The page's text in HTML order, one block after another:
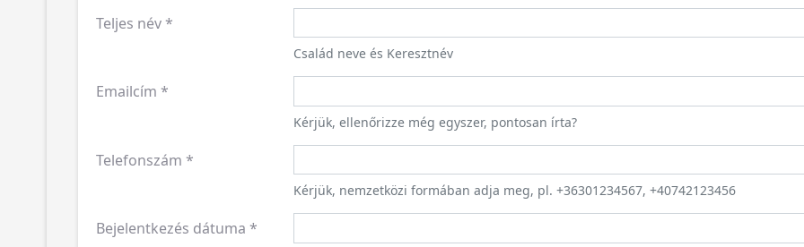
Teljes név*
Család neve és Keresztnév
Emailcím *
Kérjük, ellenőrizze még egyszer, pontosan írta?
Telefonszám *
Kérjük, nemzetközi formában adja meg, pl. +36301234567, +40742123456
Bejelentkezés dátuma *